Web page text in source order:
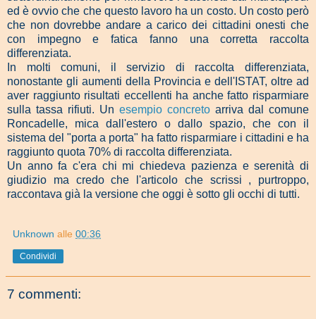
ed è ovvio che che questo lavoro ha un costo. Un costo però
che non dovrebbe andare a carico dei cittadini onesti che
con impegno e fatica fanno una corretta raccolta
differenziata.
In molti comuni, il servizio di raccolta differenziata,
nonostante gli aumenti della Provincia e dell'ISTAT, oltre ad
aver raggiunto risultati eccellenti ha anche fatto risparmiare
sulla tassa rifiuti. Un esempio concreto arriva dal comune
Roncadelle, mica dall'estero o dallo spazio, che con il
sistema del "porta a porta" ha fatto risparmiare i cittadini e ha
raggiunto quota 70% di raccolta differenziata.
Un anno fa c'era chi mi chiedeva pazienza e serenità di
giudizio ma credo che l'articolo che scrissi , purtroppo,
raccontava già la versione che oggi è sotto gli occhi di tutti.
Unknown alle 00:36
Condividi
7 commenti: